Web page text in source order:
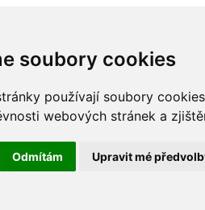
soubory cookies
používají soubory
webových stránek a
Odmítám Upravit mé